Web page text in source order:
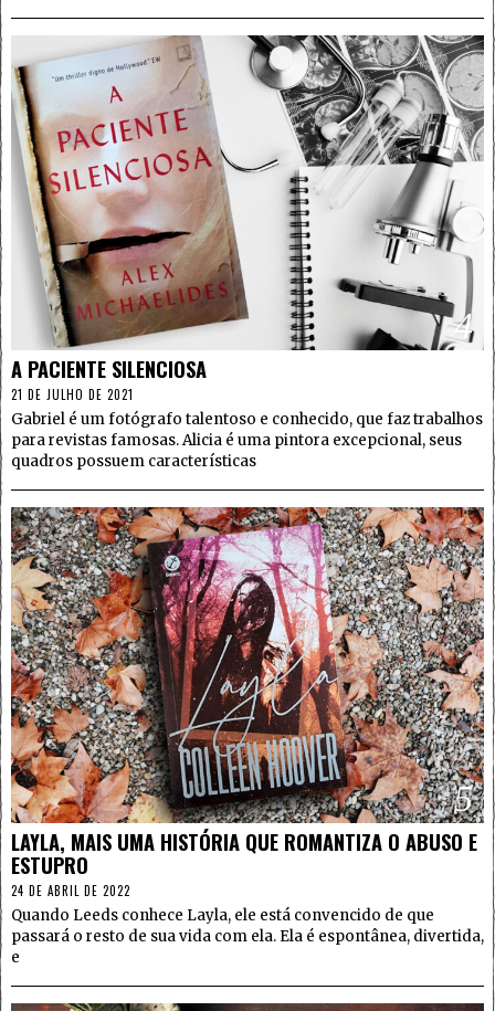
4
A PACIENTE SILENCIOSA
21 DE JULHO DE 2021
Gabriel é um fotógrafo talentoso e conhecido, que faz trabalhos
para revistas famosas. Alicia é uma pintora excepcional, seus
quadros possuem características
5
LAYLA, MAIS UMA HISTÓRIA QUE ROMANTIZA O ABUSO E
ESTUPRO
24 DE ABRIL DE 2022
Quando Leeds conhece Layla, ele está convencido de que
passará o resto de sua vida com ela. Ela é espontânea, divertida,
e